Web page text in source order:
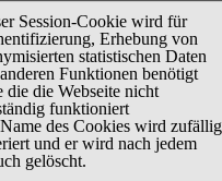
Session-Cookie wird für
Erhebung von
statistischen Daten
Funktionen benötigt
die die Webseite nicht
funktioniert
des Cookies wird zufällig
und er wird nach jedem
gelöscht.